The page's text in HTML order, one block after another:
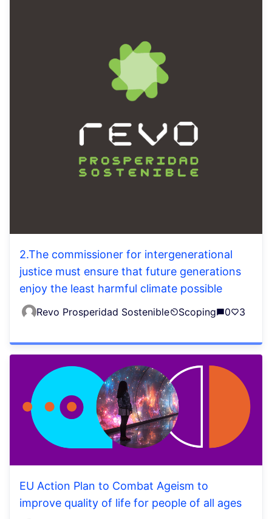
2.The commissioner for intergenerational
justice must ensure that future generations
enjoy the least harmful climate possible
Revo Prosperidad Sostenible Scoping 0 3
EU Action Plan to Combat Ageism to
improve quality of life for people of all ages